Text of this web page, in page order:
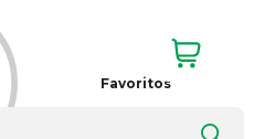
Favoritos